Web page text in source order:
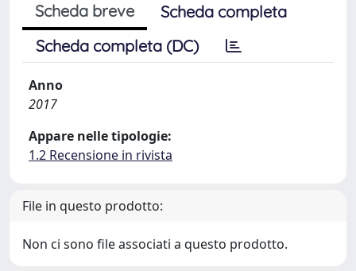
Scheda breve
Scheda completa
Scheda completa (DC)
Anno
2017
Appare nelle tipologie:
1.2 Recensione in rivista
File in questo prodotto:
Non ci sono file associati a questo prodotto.